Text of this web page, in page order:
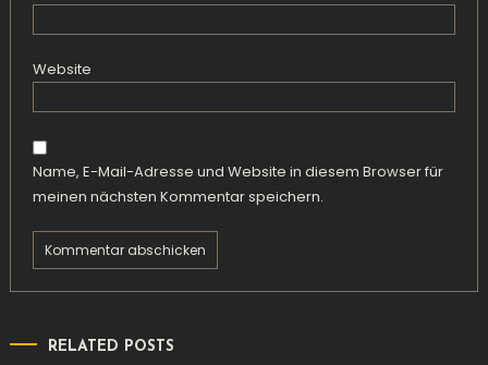
Website
Name, E-Mail-Adresse und Website in diesem Browser für
meinen nächsten Kommentar speichern.
RELATED POSTS